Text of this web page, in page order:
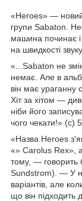
«Heroes» —
групи Sabaton.
машина починає і
на швидкості
«...Sabaton не
немає. Але в
він має ураганну
Хіт за хітом —
ніби його
чого чекати!» (с)
«Назва Heroes
«» Carolus Rex»,
тому, — говорить
Sundstrom). — У
варіантів, але
що він